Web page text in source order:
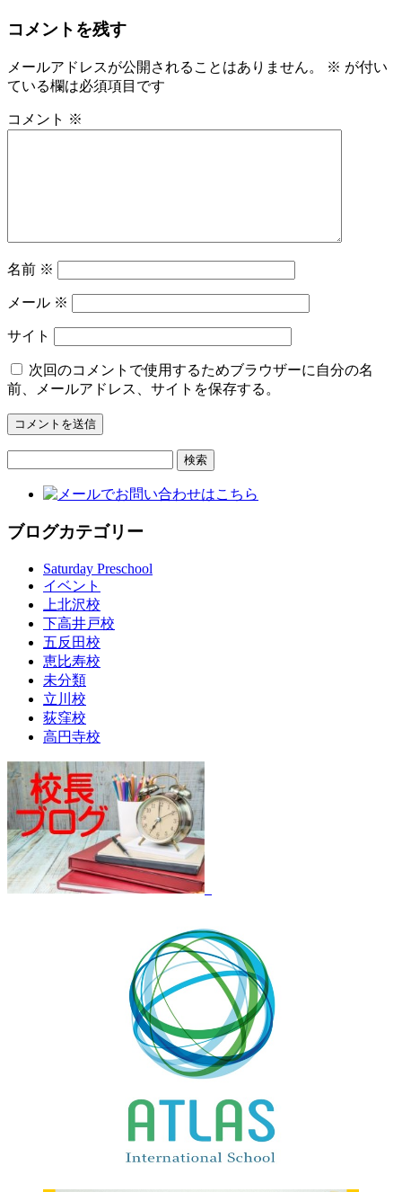
コメントを残す
メールアドレスが公開されることはありません。 ※ が付い
ている欄は必須項目です
コメント ※
名前 ※
メール ※
サイト
次回のコメントで使用するためブラウザーに自分の名
前、メールアドレス、サイトを保存する。
ブログカテゴリー
Saturday Preschool
イベント
上北沢校
下高井戸校
五反田校
恵比寿校
未分類
立川校
荻窪校
高円寺校